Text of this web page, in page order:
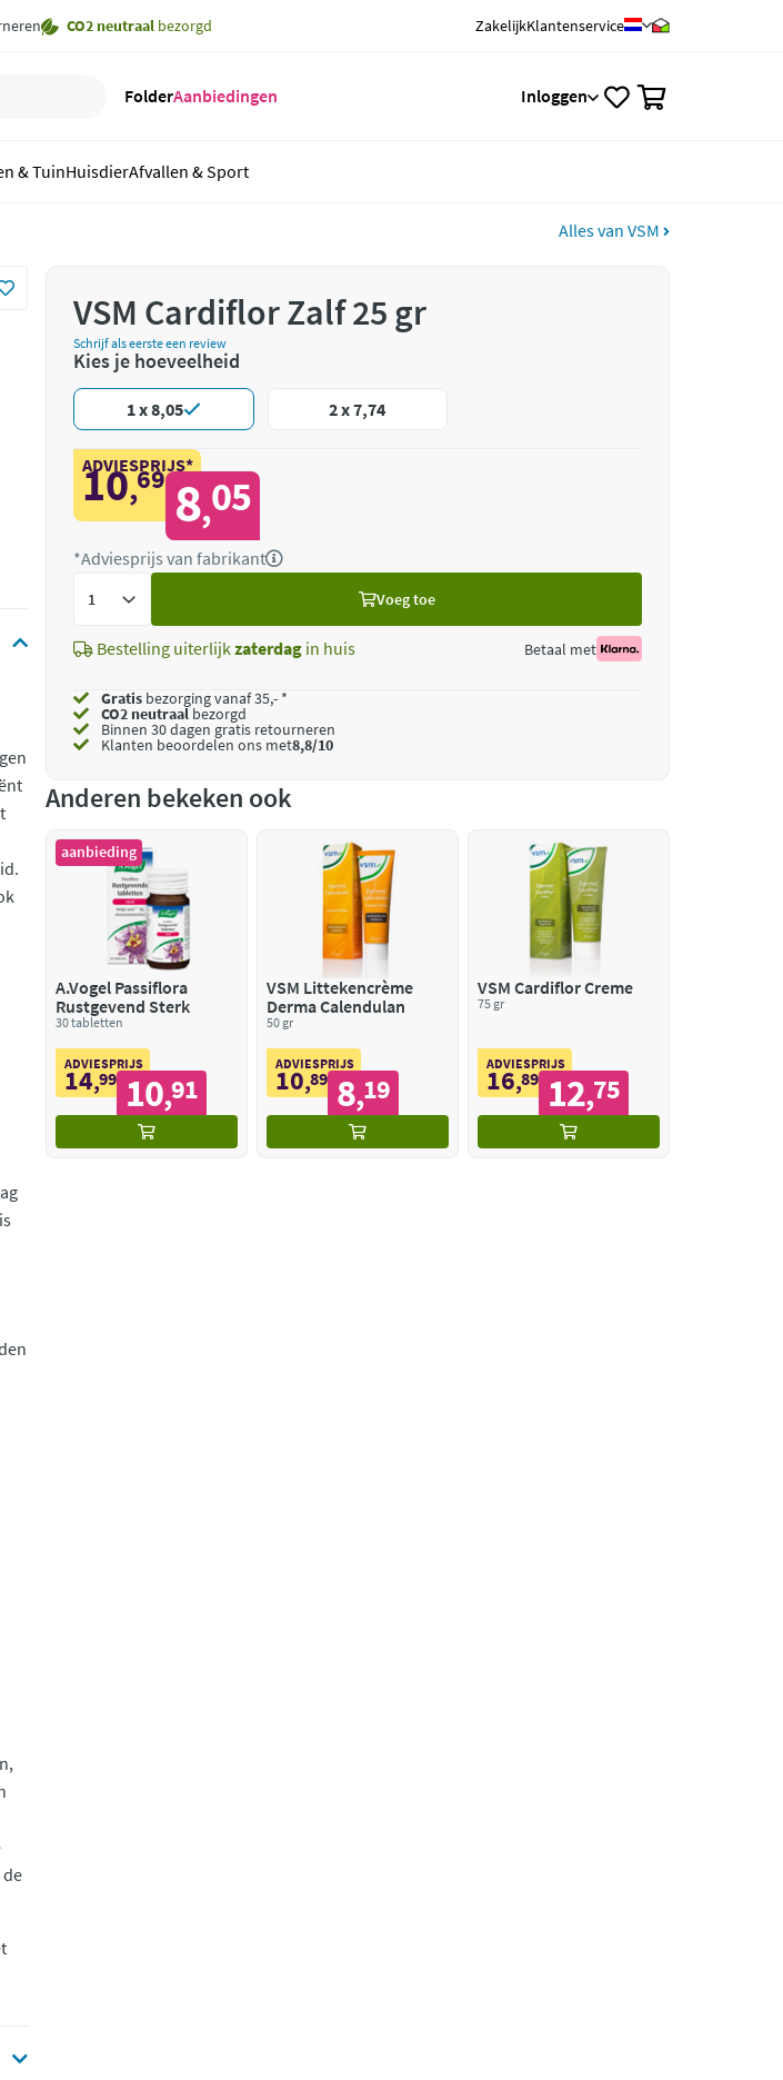
CO2 neutraal bezorgd ZakelijkKlantenservice
FolderAanbiedingen Inloggen
& TuinHuisdierAfvallen & Sport
Alles van VSM
VSM Cardiflor Zalf 25 gr
Schrijf als eerste een review
Kies je hoeveelheid
1 x 8,05 2 x 7,74
ADVIESPRIJS*
10,69 8,05
*Adviesprijs van fabrikant
Voeg toe
Bestelling uiterlijkzaterdag in huis Betaal met
Gratis bezorging vanaf 35,- *
CO2 neutraalbezorgd
Binnen 30 dagen gratis retourneren
Klanten beoordelen ons met8,8/10
Anderen bekeken ook
aanbieding
A.Vogel Passiflora
Rustgevend Sterk
30 tabletten
ADVIESPRIJS
14,99 10,91
VSM Littekencrème
Derma Calendulan
50 gr
ADVIESPRIJS
10,89 8,19
VSM Cardiflor Creme
75 gr
ADVIESPRIJS
16,89 12,75